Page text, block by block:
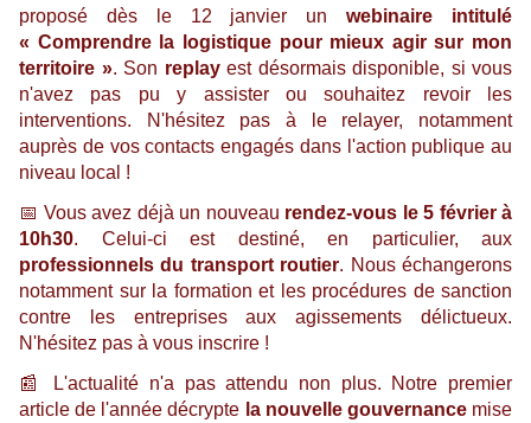
proposé dès le 12 janvier unwebinaire intitulé
« Comprendre la logistique pour mieux agir sur mon
territoire ». Son replayest désormais disponible, si vous
n'avez pas pu y assister ou souhaitez revoir les
interventions. N'hésitez pas à le relayer, notamment
auprès de vos contacts engagés dans l'action publique au
niveau local !
📅 Vous avez déjà un nouveau rendez-vous le 5 février à
10h30. Celui-ci est destiné, en particulier, aux
professionnels du transport routier. Nous échangerons
notamment sur la formation et les procédures de sanction
contre les entreprises aux agissements délictueux.
N'hésitez pas à vous inscrire !
📰
L'actualité n'a pas attendu non plus. Notre premier
article de l'année décrypte la nouvelle gouvernancemise